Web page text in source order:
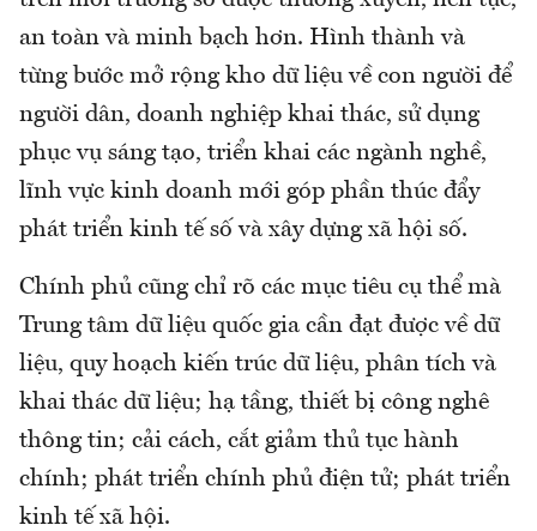
an toàn và minh bạch hơn. Hình thành và
từng bước mở rộng kho dữ liệu về con người để
người dân, doanh nghiệp khai thác, sử dụng
phục vụ sáng tạo, triển khai các ngành nghề,
lĩnh vực kinh doanh mới góp phần thúc đẩy
phát triển kinh tế số và xây dựng xã hội số.
Chính phủ cũng chỉ rõ các mục tiêu cụ thể mà
Trung tâm dữ liệu quốc gia cần đạt được về dữ
liệu, quy hoạch kiến trúc dữ liệu, phân tích và
khai thác dữ liệu; hạ tầng, thiết bị công nghê
thông tin; cải cách, cắt giảm thủ tục hành
chính; phát triển chính phủ điện tử; phát triển
kinh tế xã hội.